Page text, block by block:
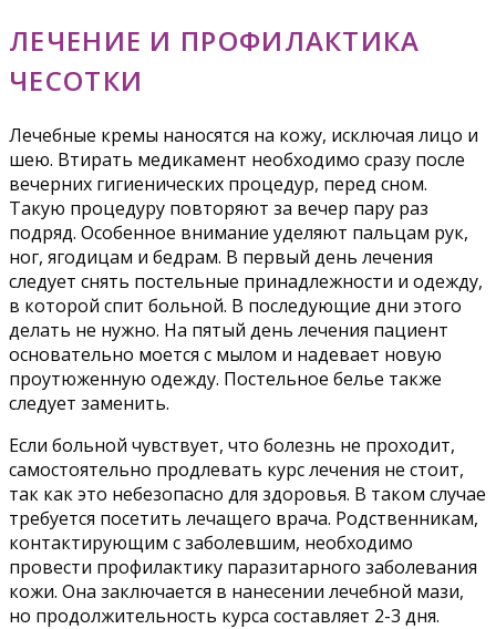
ЛЕЧЕНИЕ И ПРОФИЛАКТИКА
ЧЕСОТКИ
Лечебные кремы наносятся на кожу, исключая лицо и
шею. Втирать медикамент необходимо сразу после
вечерних гигиенических процедур, перед сном.
Такую процедуру повторяют за вечер пару раз
подряд. Особенное внимание уделяют пальцам рук,
ног, ягодицам и бедрам. В первый день лечения
следует снять постельные принадлежности и одежду,
в которой спит больной. В последующие дни этого
делать не нужно. На пятый день лечения пациент
основательно моется с мылом и надевает новую
проутюженную одежду. Постельное белье также
следует заменить.
Если больной чувствует, что болезнь не проходит,
самостоятельно продлевать курс лечения не стоит,
так как это небезопасно для здоровья. В таком случае
требуется посетить лечащего врача. Родственникам,
контактирующим с заболевшим, необходимо
провести профилактику паразитарного заболевания
кожи. Она заключается в нанесении лечебной мази,
но продолжительность курса составляет 2-3 дня.